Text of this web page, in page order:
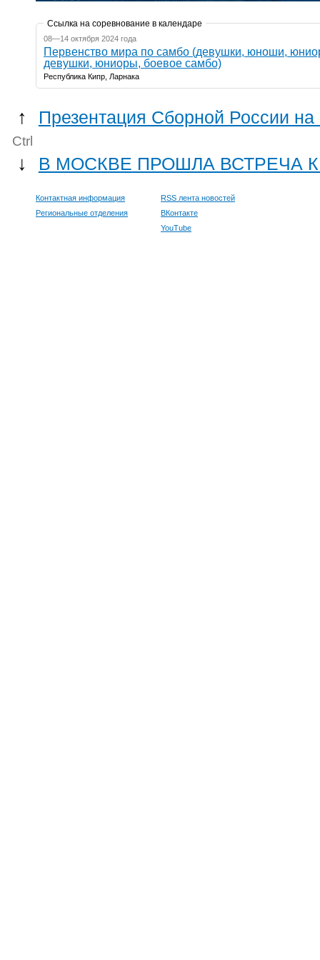
Ссылка на соревнование в календаре
08—14 октября 2024 года
Первенство мира по самбо (девушки, юноши,
девушки, юниоры, боевое самбо)
Республика Кипр, Ларнака
↑ Презентация Сборной России
Ctrl
↓ В МОСКВЕ ПРОШЛА ВСТРЕЧА
Контактная информация
Региональные отделения
RSS лента новостей
ВКонтакте
YouTube